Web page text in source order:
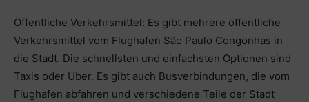
Öffentliche Verkehrsmittel: Es gibt mehrere öffentliche
Verkehrsmittel vom Flughafen São Paulo Congonhas in
die Stadt. Die schnellsten und einfachsten Optionen sind
Taxis oder Uber. Es gibt auch Busverbindungen, die vom
Flughafen abfahren und verschiedene Teile der Stadt